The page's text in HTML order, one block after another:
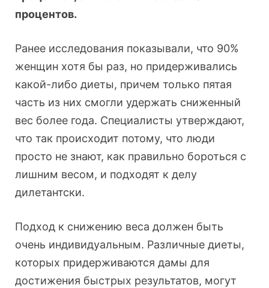
процентов.
Ранее исследования показывали, что 90%
женщин хотя бы раз, но придерживались
какой-либо диеты, причем только пятая
часть из них смогли удержать сниженный
вес более года. Специалисты утверждают,
что так происходит потому, что люди
просто не знают, как правильно бороться с
лишним весом, и подходят к делу
дилетантски.
Подход к снижению веса должен быть
очень индивидуальным. Различные диеты,
которых придерживаются дамы для
достижения быстрых результатов, могут